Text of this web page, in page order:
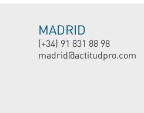
MADRID
(+34) 91 831 88 98
madrid@actitudpro.com